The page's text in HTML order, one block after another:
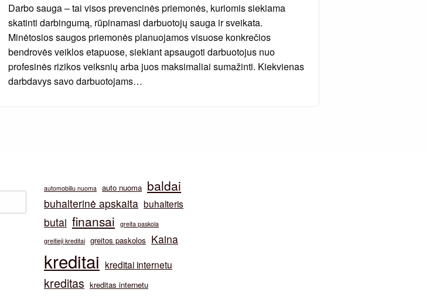
Darbo sauga – tai visos prevencinės priemonės, kuriomis siekiama
skatinti darbingumą, rūpinamasi darbuotojų sauga ir sveikata.
Minėtosios saugos priemonės planuojamos visuose konkrečios
bendrovės veiklos etapuose, siekiant apsaugoti darbuotojus nuo
profesinės rizikos veiksnių arba juos maksimaliai sumažinti. Kiekvienas
darbdavys savo darbuotojams…
automobiliu nuoma auto nuoma baldai
buhalterinė apskaita buhalteris
butai finansai
greita paskola
greitieji kreditai greitos paskolos Kaina
kreditai kreditai internetu
kreditas kreditas internetu